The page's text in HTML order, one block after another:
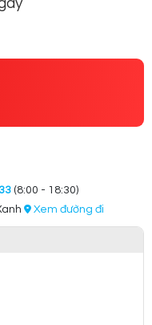
(8:00 - 18:30)
Xem đường đi